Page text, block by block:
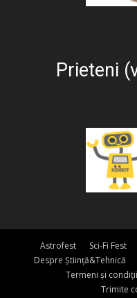
Prieteni
Astrofest Sci-Fi Fest
Despre Știință&Tehnică
Termeni și condiții
Trimite